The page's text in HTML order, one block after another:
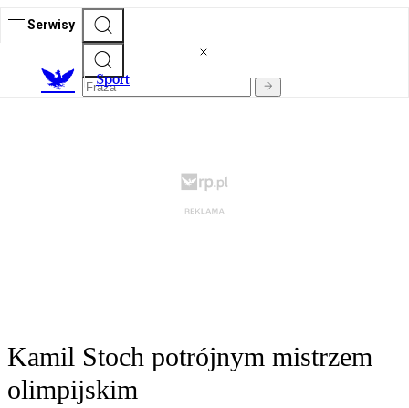
Serwisy
Sport
Kamil Stoch potrójnym mistrzem
olimpijskim